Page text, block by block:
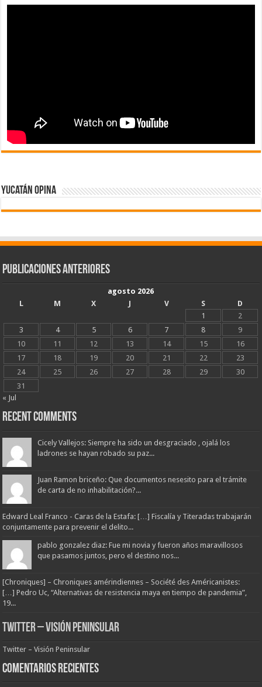
Yucatán Opina
Publicaciones Anteriores
agosto 2026
L
M X J V S
D
1
2
3
4 5 6 7 8
9
10
11 12 13 14 15
16
17
18 19 20 21 22
23
24
25 26 27 28 29
30
31
« Jul
Recent Comments
Cicely Vallejos: Siempre ha sido un desgraciado , ojalá los
ladrones se hayan robado su paz...
Juan Ramon briceño: Que documentos nesesito para el trámite
de carta de no inhabilitación?...
Edward Leal Franco - Caras de la Estafa: […] Fiscalía y Titeradas trabajarán
conjuntamente para prevenir el delito...
pablo gonzalez diaz: Fue mi novia y fueron años maravillosos
que pasamos juntos, pero el destino nos...
[Chroniques] – Chroniques amérindiennes – Société des Américanistes:
[…] Pedro Uc, “Alternativas de resistencia maya en tiempo de pandemia”,
19...
Twitter – Visión Peninsular
Twitter – Visión Peninsular
Comentarios Recientes